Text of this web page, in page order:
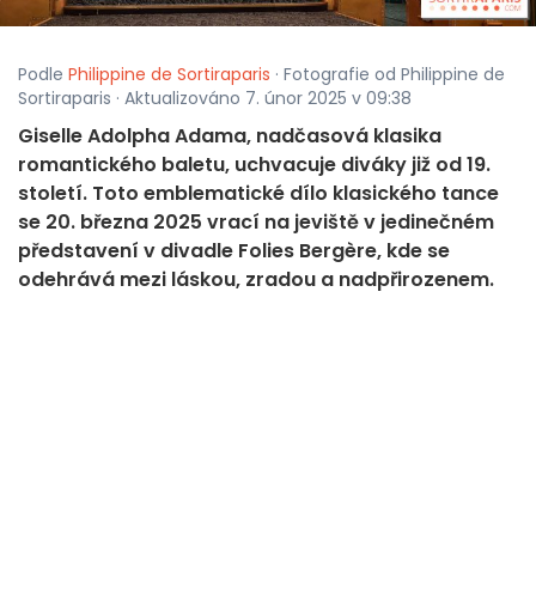
Podle Philippine de Sortiraparis · Fotografie od Philippine de
Sortiraparis · Aktualizováno 7. únor 2025 v 09:38
Giselle Adolpha Adama, nadčasová klasika
romantického baletu, uchvacuje diváky již od 19.
století. Toto emblematické dílo klasického tance
se 20. března 2025 vrací na jeviště v jedinečném
představení v divadle Folies Bergère, kde se
odehrává mezi láskou, zradou a nadpřirozenem.